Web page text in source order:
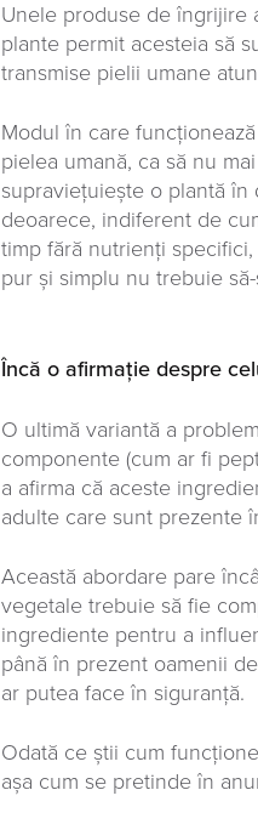
Unele produse de îngrijire
plante permit acesteia să
transmise pielii umane
Modul în care
pielea umană, ca să nu
supraviețuiește o plantă
deoarece, indiferent de
timp fără nutrienți
pur și simplu nu trebuie
Încă o afirmație despre
O ultimă variantă a
componente (cum ar fi
a afirma că aceste
adulte care sunt prezente
Această abordare pare
vegetale trebuie să fie
ingrediente pentru a
până în prezent oamenii
ar putea face în siguranță.
Odată ce știi cum
așa cum se pretinde în